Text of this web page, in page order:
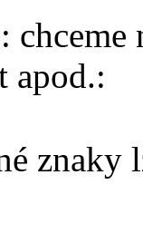
chceme
apod.:
znaky